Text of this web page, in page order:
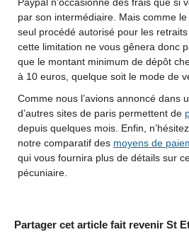
par son intermédiaire. Mais comme
seul procédé autorisé pour les
cette limitation ne vous gênera donc
que le montant minimum de dépôt
à 10 euros, quelque soit le mode de
Comme nous l’avions annoncé dans
d’autres sites de paris permettent de
depuis quelques mois. Enfin,
notre comparatif des moyens de
qui vous fournira plus de détails sur
pécuniaire.
Partager cet article fait revenir St